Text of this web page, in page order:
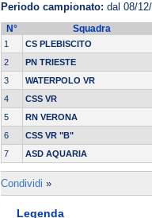
Periodo campionato: dal 08/
N° Squadra
1
CS PLEBISCITO
2
PN TRIESTE
3
WATERPOLO VR
4
CSS VR
5
RN VERONA
6
CSS VR "B"
7
ASD AQUARIA
Condividi »
Legenda